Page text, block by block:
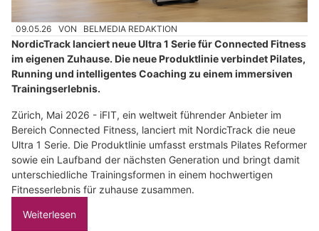
09.05.26 VON BELMEDIA REDAKTION
NordicTrack lanciert neue Ultra 1 Serie für Connected Fitness
im eigenen Zuhause. Die neue Produktlinie verbindet Pilates,
Running und intelligentes Coaching zu einem immersiven
Trainingserlebnis.
Zürich, Mai 2026 - iFIT, ein weltweit führender Anbieter im
Bereich Connected Fitness, lanciert mit NordicTrack die neue
Ultra 1 Serie. Die Produktlinie umfasst erstmals Pilates Reformer
sowie ein Laufband der nächsten Generation und bringt damit
unterschiedliche Trainingsformen in einem hochwertigen
Fitnesserlebnis für zuhause zusammen.
Weiterlesen